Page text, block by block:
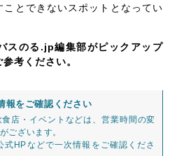
とできないスポットとなってい
スのる.jp編集部がピックアップ
考ください。
報をご確認ください
店・イベントなどは、営業時間の変
ございます。
HPなどで一次情報をご確認くださ